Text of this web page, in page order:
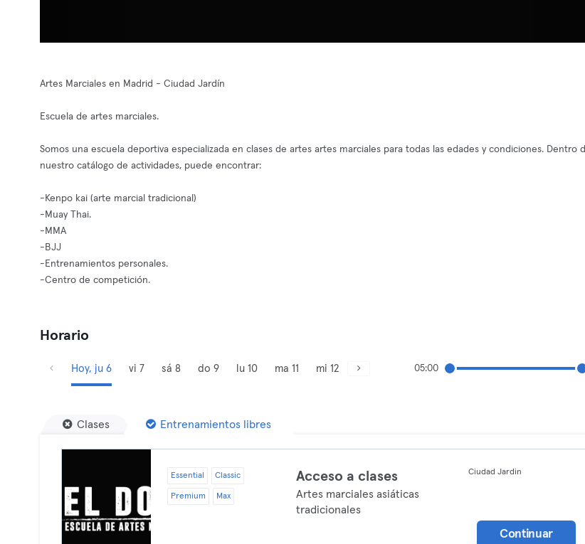
Artes Marciales en Madrid - Ciudad Jardín
Escuela de artes marciales.
Somos una escuela deportiva especializada en clases de artes artes marciales para todas las edades y condiciones. Dentro
nuestro catálogo de actividades, puede encontrar:
-Kenpo kai (arte marcial tradicional)
-Muay Thai.
-MMA
-BJJ
-Entrenamientos personales.
-Centro de competición.
Horario
Hoy, ju 6 vi 7 sá 8 do 9 lu 10 ma 11 mi 12 05:00
Clases Entrenamientos libres
Essential Classic
Premium Max
Acceso a clases
Artes marciales asiáticas
tradicionales
Ciudad Jardin
Continuar